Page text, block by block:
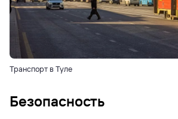
Транспорт в Туле
Безопасность